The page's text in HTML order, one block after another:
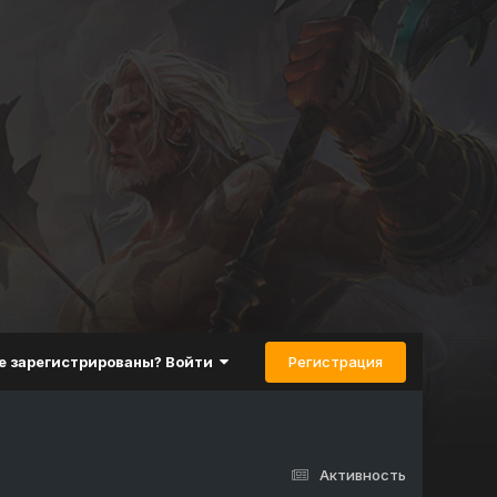
зарегистрированы? Войти Регистрация
Активность